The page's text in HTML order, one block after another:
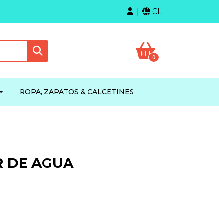
CL
0
ROPA, ZAPATOS & CALCETINES
DE AGUA